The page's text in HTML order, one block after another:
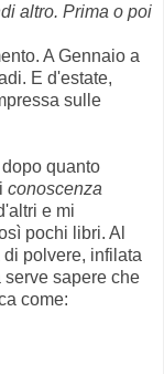
altro. Prima o poi
A Gennaio a
E d'estate,
sulle
quanto
conoscenza
e mi
pochi libri. Al
polvere, infilata
serve sapere che
come: